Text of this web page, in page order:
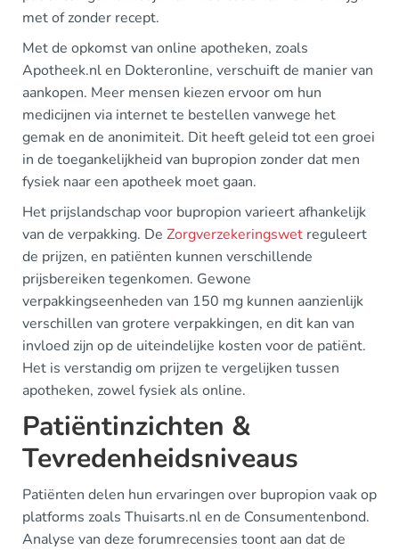
met of zonder recept.
Met de opkomst van online apotheken, zoals
Apotheek.nl en Dokteronline, verschuift de manier van
aankopen. Meer mensen kiezen ervoor om hun
medicijnen via internet te bestellen vanwege het
gemak en de anonimiteit. Dit heeft geleid tot een groei
in de toegankelijkheid van bupropion zonder dat men
fysiek naar een apotheek moet gaan.
Het prijslandschap voor bupropion varieert afhankelijk
van de verpakking. De Zorgverzekeringswet reguleert
de prijzen, en patiënten kunnen verschillende
prijsbereiken tegenkomen. Gewone
verpakkingseenheden van 150 mg kunnen aanzienlijk
verschillen van grotere verpakkingen, en dit kan van
invloed zijn op de uiteindelijke kosten voor de patiënt.
Het is verstandig om prijzen te vergelijken tussen
apotheken, zowel fysiek als online.
Patiëntinzichten &
Tevredenheidsniveaus
Patiënten delen hun ervaringen over bupropion vaak op
platforms zoals Thuisarts.nl en de Consumentenbond.
Analyse van deze forumrecensies toont aan dat de